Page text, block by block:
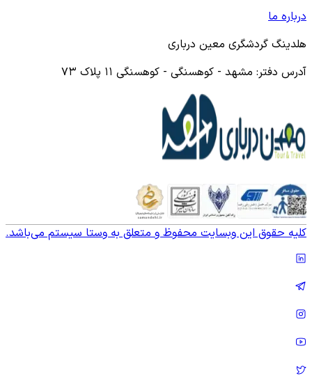
درباره ما
هلدینگ گردشگری معین درباری
آدرس دفتر: مشهد - کوهسنگی - کوهسنگی ۱۱ پلاک ۷۳
کلیه حقوق این وبسایت محفوظ و متعلق به وستا سیستم می‌باشد.